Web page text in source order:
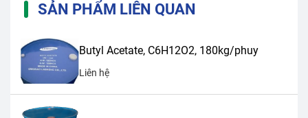
SẢN PHẨM LIÊN QUAN
Butyl Acetate, C6H12O2, 180kg/phuy
Liên hệ